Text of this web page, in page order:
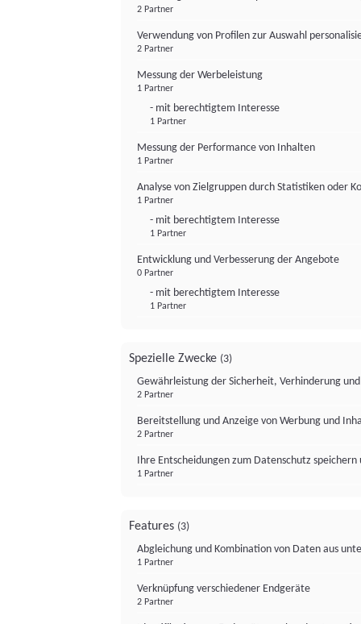
2 Partner
Verwendung von Profilen zur Auswahl
2 Partner
Messung der Werbeleistung
1 Partner
- mit berechtigtem Interesse
1 Partner
Messung der Performance von Inhalten
1 Partner
Analyse von Zielgruppen durch Statistiken oder
1 Partner
- mit berechtigtem Interesse
1 Partner
Entwicklung und Verbesserung der Angebote
0 Partner
- mit berechtigtem Interesse
1 Partner
Spezielle Zwecke (3)
Gewährleistung der Sicherheit, Verhinderung
2 Partner
Bereitstellung und Anzeige von Werbung und
2 Partner
Ihre Entscheidungen zum Datenschutz
1 Partner
Features (3)
Abgleichung und Kombination von Daten aus
1 Partner
Verknüpfung verschiedener Endgeräte
2 Partner